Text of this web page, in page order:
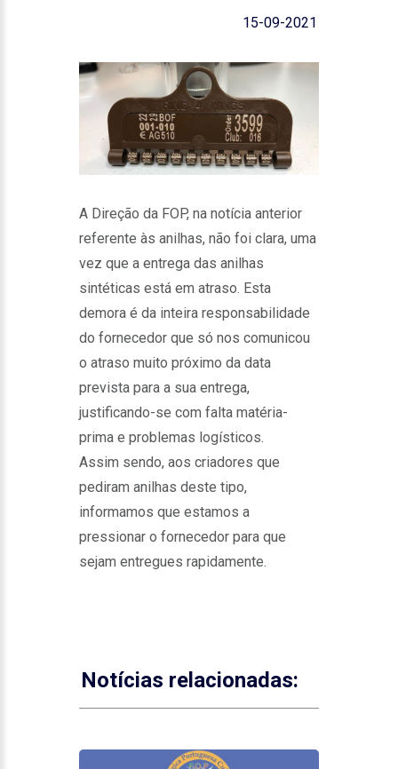
15-09-2021
A Direção da FOP, na notícia anterior
referente às anilhas, não foi clara, uma
vez que a entrega das anilhas
sintéticas está em atraso. Esta
demora é da inteira responsabilidade
do fornecedor que só nos comunicou
o atraso muito próximo da data
prevista para a sua entrega,
justificando-se com falta matéria-
prima e problemas logísticos.
Assim sendo, aos criadores que
pediram anilhas deste tipo,
informamos que estamos a
pressionar o fornecedor para que
sejam entregues rapidamente.
Notícias relacionadas: